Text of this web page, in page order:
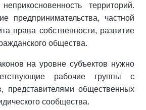
территорий.
предпринимательства, частной
права собственности, развитие
общества.
на уровне субъектов нужно
рабочие группы с
представителями общественных
сообщества.